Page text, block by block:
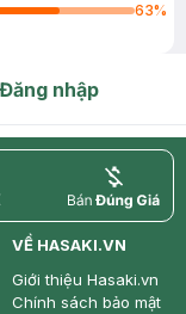
63%
Đăng nhập
price
VỀ HASAKI.VN
Giới thiệu Hasaki.vn
Chính sách bảo mật